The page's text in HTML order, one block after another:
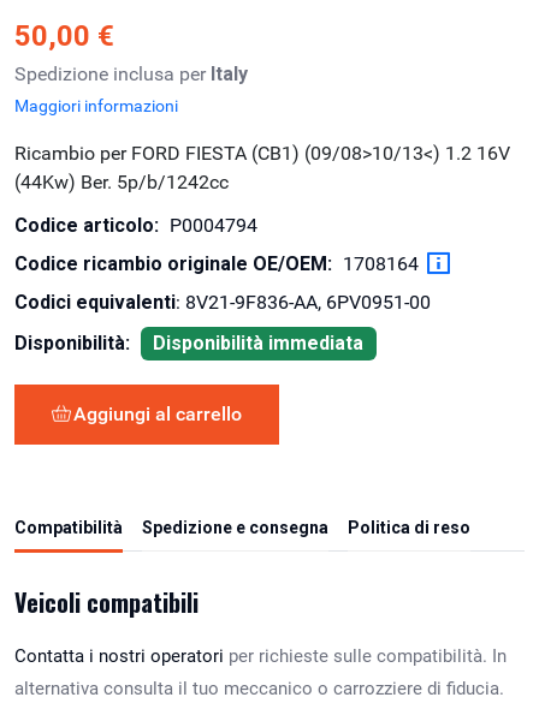
50,00 €
Spedizione inclusa per Italy
Maggiori informazioni
Ricambio per FORD FIESTA (CB1) (09/08>10/13<) 1.2 16V
(44Kw) Ber. 5p/b/1242cc
Codice articolo: P0004794
Codice ricambio originale OE/OEM: 1708164
Codici equivalenti: 8V21-9F836-AA, 6PV0951-00
Disponibilità:
Disponibilità immediata
Aggiungi al carrello
Compatibilità Spedizione e consegna Politica di reso
Veicoli compatibili
Contatta i nostri operatori per richieste sulle compatibilità. In
alternativa consulta il tuo meccanico o carrozziere di fiducia.